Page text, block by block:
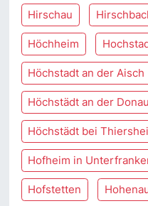
Hirschau
Höchheim
Höchstadt an der Aisch
Höchstädt an der Donau
Höchstädt bei
Hofheim in
Hofstetten